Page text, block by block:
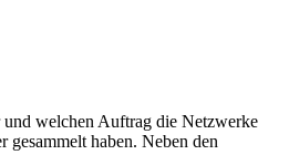
welchen Auftrag die Netzwerke
haben. Neben den